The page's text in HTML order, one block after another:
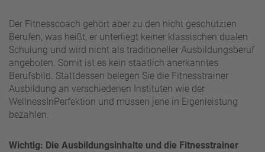
Der Fitnesscoach gehört aber zu den nicht geschützten
Berufen, was heißt, er unterliegt keiner klassischen dualen
Schulung und wird nicht als traditioneller Ausbildungsberuf
angeboten. Somit ist es kein staatlich anerkanntes
Berufsbild. Stattdessen belegen Sie die Fitnesstrainer
Ausbildung an verschiedenen Instituten wie der
WellnessInPerfektion und müssen jene in Eigenleistung
bezahlen.
Wichtig: Die Ausbildungsinhalte und die Fitnesstrainer